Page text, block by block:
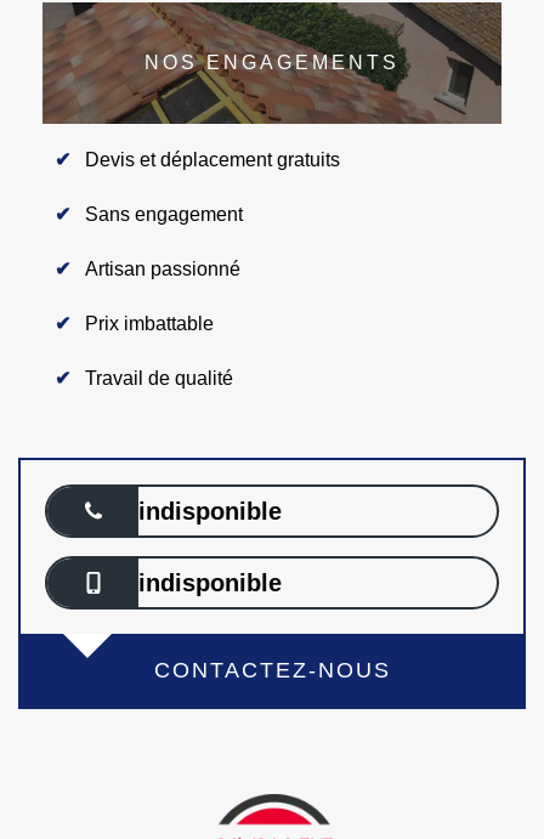
NOS ENGAGEMENTS
Devis et déplacement gratuits
Sans engagement
Artisan passionné
Prix imbattable
Travail de qualité
indisponible
indisponible
CONTACTEZ-NOUS